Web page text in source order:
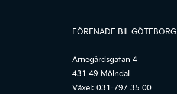
FÖRENADE BIL GÖTEBORG
Arnegårdsgatan 4
431 49 Mölndal
Växel: 031-797 35 00